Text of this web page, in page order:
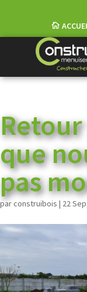
que
pas
parconstruibois | 22